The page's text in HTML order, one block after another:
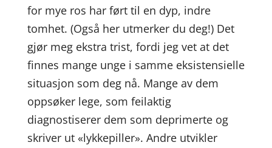
for mye ros har ført til en dyp, indre
tomhet. (Også her utmerker du deg!) Det
gjør meg ekstra trist, fordi jeg vet at det
finnes mange unge i samme eksistensielle
situasjon som deg nå. Mange av dem
oppsøker lege, som feilaktig
diagnostiserer dem som deprimerte og
skriver ut «lykkepiller». Andre utvikler